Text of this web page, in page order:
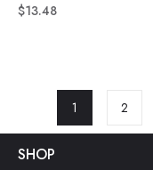
通
$13.48
1 2
SHOP